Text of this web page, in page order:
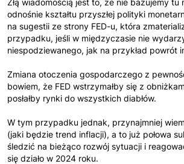
Złą wiadomością jest to, że nie bazujemy tu
odnośnie kształtu przyszłej polityki
na sugestii ze strony FED-u, która
przypadku, jeśli w międzyczasie nie
niespodziewanego, jak na przykład powrót
Zmiana otoczenia gospodarczego z
bowiem, że FED wstrzymałby się z
posłałby rynki do wszystkich diabłów.
W tym przypadku jednak, przynajmniej
(jaki będzie trend inflacji), a to już połowa
śledzić na bieżąco rozwój sytuacji i
się działo w 2024 roku.